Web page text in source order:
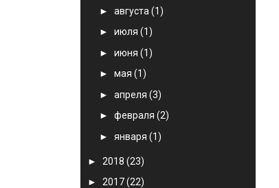
► августа (1)
► июля (1)
► июня (1)
► мая (1)
► апреля (3)
► февраля (2)
► января (1)
► 2018 (23)
► 2017(22)